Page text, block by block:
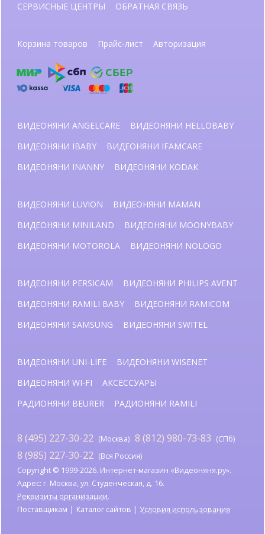
СЕРВИСНЫЕ ЦЕНТРЫ
ОБРАТНАЯ СВЯЗЬ
Корзина товаров Прайс-лист Авторизация
ВИДЕОНЯНИ ANGELCARE
ВИДЕОНЯНИ HELLOBABY
ВИДЕОНЯНИ IBABY
ВИДЕОНЯНИ IFAMCARE
ВИДЕОНЯНИ INANNY
ВИДЕОНЯНИ KODAK
ВИДЕОНЯНИ LUVION
ВИДЕОНЯНИ MAMAN
ВИДЕОНЯНИ MINILAND
ВИДЕОНЯНИ MOONYBABY
ВИДЕОНЯНИ MOTOROLA
ВИДЕОНЯНИ NOLOGO
ВИДЕОНЯНИ PERSICAM
ВИДЕОНЯНИ PHILIPS AVENT
ВИДЕОНЯНИ RAMILI BABY
ВИДЕОНЯНИ RAMICOM
ВИДЕОНЯНИ SAMSUNG
ВИДЕОНЯНИ SWITEL
ВИДЕОНЯНИ UNI-LIFE
ВИДЕОНЯНИ WISENET
ВИДЕОНЯНИ WI-FI
АКСЕССУАРЫ
РАДИОНЯНИ BEURER
РАДИОНЯНИ RAMILI
8 (495) 227-30-22 (Москва) 8 (812) 980-73-83 (СПб)
8 (985) 227-30-22 (Вся Россия)
Copyright © 1999-2026. Интернет-магазин «Видеоняня.ру».
Адрес: г. Москва, ул. Студенческая, д. 16.
Реквизиты организации.
Поставщикам
Каталог сайтов Условия использования